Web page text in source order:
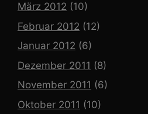
März 2012 (10)
Februar 2012 (12)
Januar 2012 (6)
Dezember 2011 (8)
November 2011 (6)
Oktober 2011 (10)